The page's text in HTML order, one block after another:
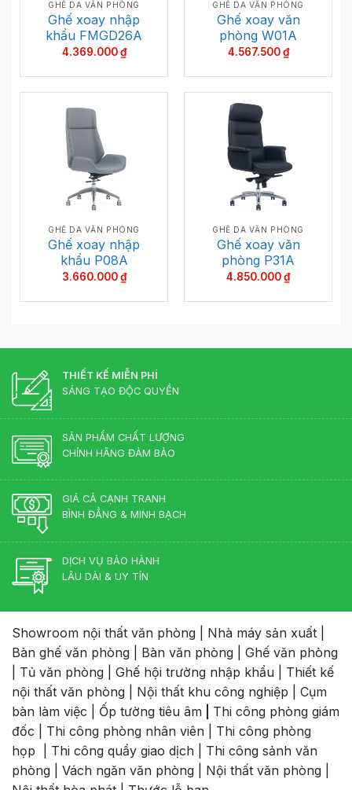
GHẾ DA VĂN PHÒNG
Ghế xoay nhập
khẩu FMGD26A
4.369.000₫
GHẾ DA VĂN PHÒNG
Ghế xoay văn
phòng W01A
4.567.500₫
GHẾ DA VĂN PHÒNG
Ghế xoay nhập
khẩu P08A
3.660.000₫
GHẾ DA VĂN PHÒNG
Ghế xoay văn
phòng P31A
4.850.000₫
THIẾT KẾ MIỄN PHÍ
SÁNG TẠO ĐỘC QUYỀN
SẢN PHẨM CHẤT LƯỢNG
CHÍNH HÃNG ĐẢM BẢO
GIÁ CẢ CẠNH TRANH
BÌNH ĐẲNG & MINH BẠCH
DỊCH VỤ BẢO HÀNH
LÂU DÀI & UY TÍN
Showroom nội thất văn phòng Nhà máy sản xuất
Bàn ghế văn phòng
Bàn văn phòng
Ghế văn phòng
Tủ văn phòng Ghế hội trường nhập khẩu
Thiết kế
nội thất văn phòng
Nội thất khu công nghiệp
Cụm
bàn làm việc
Ốp tường tiêu âm
Thi công phòng giám
đốc
Thi công phòng nhân viên
Thi công phòng
họp
Thi công quầy giao dịch
Thi công sảnh văn
phòng
Vách ngăn văn phòng Nội thất văn phòng